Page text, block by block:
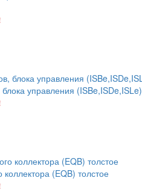
управления (ISBe,ISDe,ISLe)
коллектора (EQB) толстое